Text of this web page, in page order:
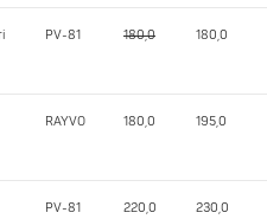
PV-81 180,0 180,0
RAYVO 180,0 195,0
PV-81 220,0 230,0